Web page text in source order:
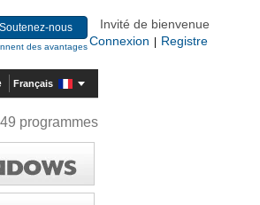
Soutenez-nous
des avantages
Invité de bienvenue
Connexion
Registre
Français
programmes